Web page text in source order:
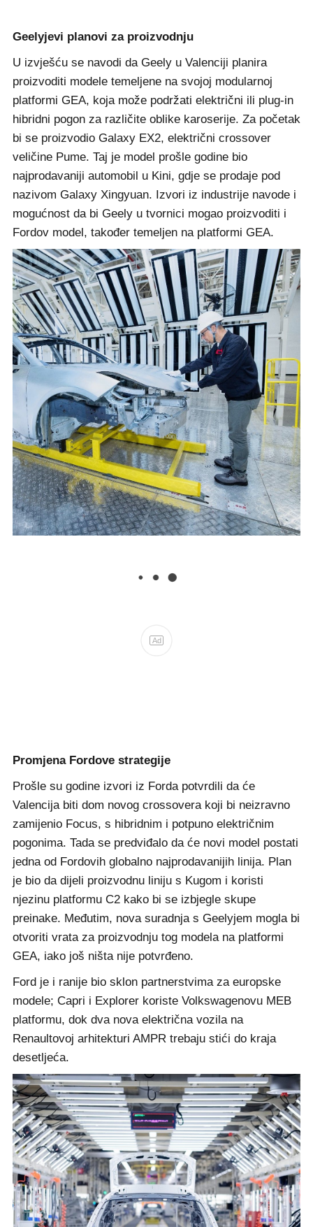
Geelyjevi planovi za proizvodnju
U izvješću se navodi da Geely u Valenciji planira
proizvoditi modele temeljene na svojoj modularnoj
platformi GEA, koja može podržati električni ili plug-in
hibridni pogon za različite oblike karoserije. Za početak
bi se proizvodio Galaxy EX2, električni crossover
veličine Pume. Taj je model prošle godine bio
najprodavaniji automobil u Kini, gdje se prodaje pod
nazivom Galaxy Xingyuan. Izvori iz industrije navode i
mogućnost da bi Geely u tvornici mogao proizvoditi i
Fordov model, također temeljen na platformi GEA.
Ad
Promjena Fordove strategije
Prošle su godine izvori iz Forda potvrdili da će
Valencija biti dom novog crossovera koji bi neizravno
zamijenio Focus, s hibridnim i potpuno električnim
pogonima. Tada se predviđalo da će novi model postati
jedna od Fordovih globalno najprodavanijih linija. Plan
je bio da dijeli proizvodnu liniju s Kugom i koristi
njezinu platformu C2 kako bi se izbjegle skupe
preinake. Međutim, nova suradnja s Geelyjem mogla bi
otvoriti vrata za proizvodnju tog modela na platformi
GEA, iako još ništa nije potvrđeno.
Ford je i ranije bio sklon partnerstvima za europske
modele; Capri i Explorer koriste Volkswagenovu MEB
platformu, dok dva nova električna vozila na
Renaultovoj arhitekturi AMPR trebaju stići do kraja
desetljeća.